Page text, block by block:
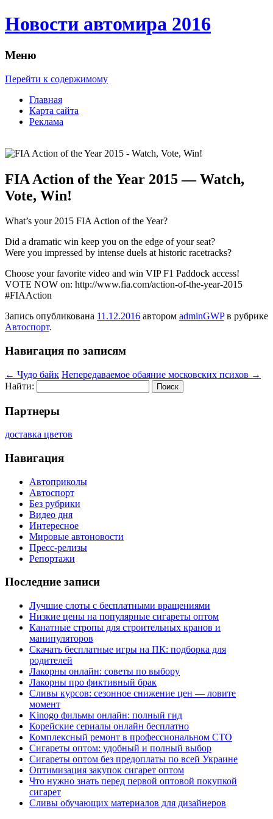
Новости автомира 2016
Меню
Перейти к содержимому
Главная
Карта сайта
Реклама
FIA Action of the Year 2015 — Watch,
Vote, Win!
What’s your 2015 FIA Action of the Year?
Did a dramatic win keep you on the edge of your seat?
Were you impressed by intense duels at historic racetracks?
Choose your favorite video and win VIP F1 Paddock access!
VOTE NOW on: http://www.fia.com/action-of-the-year-2015
#FIAAction
Запись опубликована 11.12.2016 автором adminGWPв рубрике
Автоспорт.
Навигация по записям
← Чудо байк Непередаваемое обаяние московских психов →
Найти:
Партнеры
доставка цветов
Навигация
Автоприколы
Автоспорт
Без рубрики
Видео дня
Интересное
Мировые автоновости
Пресс-релизы
Репортажи
Последние записи
Лучшие слоты с бесплатными вращениями
Низкие цены на популярные сигареты оптом
Канатные стропы для строительных кранов и
манипуляторов
Скачать бесплатные игры на ПК: подборка для
родителей
Лакорны онлайн: советы по выбору
Лакорны про фиктивный брак
Сливы курсов: сезонное снижение цен — ловите
момент
Kinogo фильмы онлайн: полный гид
Корейские сериалы онлайн бесплатно
Комплексный ремонт в профессиональном СТО
Сигареты оптом: удобный и полный выбор
Сигареты оптом без предоплаты по всей Украине
Оптимизация закупок сигарет оптом
Что нужно знать перед первой оптовой покупкой
сигарет
Сливы обучающих материалов для дизайнеров